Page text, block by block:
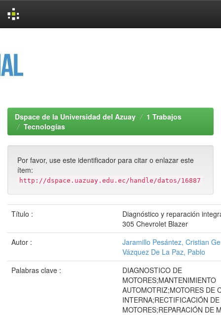
Dspace de la Universidad del Azuay
1 Trabajos
Tecnologías
Por favor, use este identificador para citar o enlazar este
ítem:
http://dspace.uazuay.edu.ec/handle/datos/16887
Título :
Diagnóstico y reparación
305 Chevrolet Blazer
Autor :
Jaramillo Pesántez, Cristian
Vázquez De La Paz, Pablo
Palabras clave :
DIAGNOSTICO DE
MOTORES;MANTENIMIENTO
AUTOMOTRIZ;MOTORES DE
INTERNA;RECTIFICACIÓN DE
MOTORES;REPARACIÓN DE